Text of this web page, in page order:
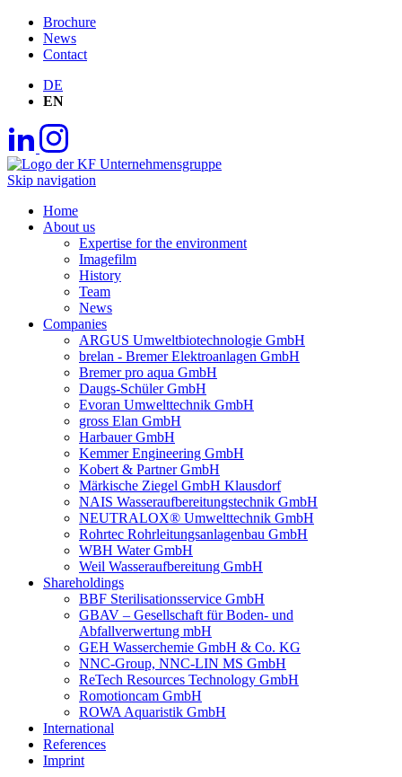
Brochure
News
Contact
DE
EN
Skip navigation
Home
About us
Expertise for the environment
Imagefilm
History
Team
News
Companies
ARGUS Umweltbiotechnologie GmbH
brelan - Bremer Elektroanlagen GmbH
Bremer pro aqua GmbH
Daugs-Schüler GmbH
Evoran Umwelt­technik GmbH
gross Elan GmbH
Harbauer GmbH
Kemmer Engineering GmbH
Kobert & Partner GmbH
Märkische Ziegel GmbH Klausdorf
NAIS Wasseraufbereitungstechnik GmbH
NEUTRALOX® Umwelttechnik GmbH
Rohrtec Rohrleitungsanlagenbau GmbH
WBH Water GmbH
Weil Wasseraufbereitung GmbH
Shareholdings
BBF Sterilisationsservice GmbH
GBAV – Gesellschaft für Boden- und
Abfallverwertung mbH
GEH Wasserchemie GmbH & Co. KG
NNC-Group, NNC-LIN MS GmbH
ReTech Resources Technology GmbH
Romotioncam GmbH
ROWA Aquaristik GmbH
International
References
Imprint